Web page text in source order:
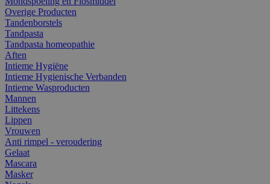
Overige Producten
Tandenborstels
Tandpasta
Tandpasta homeopathie
Aften
Intieme Hygiëne
Intieme Hygienische Verbanden
Intieme Wasproducten
Mannen
Littekens
Lippen
Vrouwen
Anti rimpel - veroudering
Gelaat
Mascara
Masker